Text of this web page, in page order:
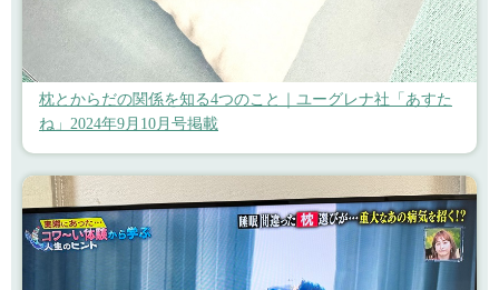
枕とからだの関係を知る4つのこと｜ユーグレナ社「あすた
ね」2024年9月10月号掲載